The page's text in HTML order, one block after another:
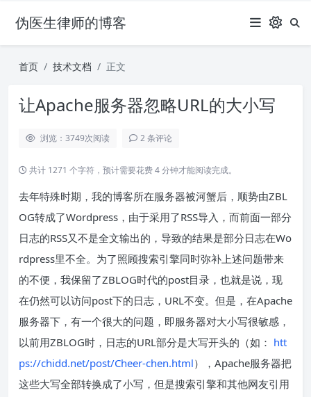
伪医生律师的博客
首页 技术文档 正文
让Apache服务器忽略URL的大小写
浏览：3749次阅读 2 条评论
共计 1271 个字符，预计需要花费 4 分钟才能阅读完成。
去年特殊时期，我的博客所在服务器被河蟹后，顺势由ZBL
OG转成了Wordpress，由于采用了RSS导入，而前面一部分
日志的RSS又不是全文输出的，导致的结果是部分日志在Wo
rdpress里不全。为了照顾搜索引擎同时弥补上述问题带来
的不便，我保留了ZBLOG时代的post目录，也就是说，现
在仍然可以访问post下的日志，URL不变。但是，在Apache
服务器下，有一个很大的问题，即服务器对大小写很敏感，
以前用ZBLOG时，日志的URL部分是大写开头的（如： htt
ps://chidd.net/post/Cheer-chen.html），Apache服务器把
这些大写全部转换成了小写，但是搜索引擎和其他网友引用